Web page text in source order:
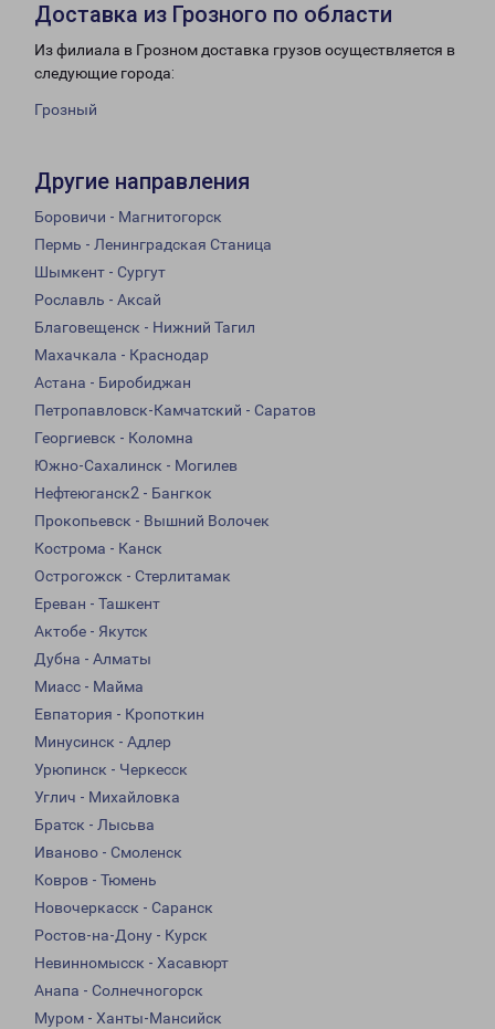
Доставка из Грозного по области
Из филиала в Грозном доставка грузов осуществляется в
следующие города:
Грозный
Другие направления
Боровичи - Магнитогорск
Пермь - Ленинградская Станица
Шымкент - Сургут
Рославль - Аксай
Благовещенск - Нижний Тагил
Махачкала - Краснодар
Астана - Биробиджан
Петропавловск-Камчатский - Саратов
Георгиевск - Коломна
Южно-Сахалинск - Могилев
Нефтеюганск2 - Бангкок
Прокопьевск - Вышний Волочек
Кострома - Канск
Острогожск - Стерлитамак
Ереван - Ташкент
Актобе - Якутск
Дубна - Алматы
Миасс - Майма
Евпатория - Кропоткин
Минусинск - Адлер
Урюпинск - Черкесск
Углич - Михайловка
Братск - Лысьва
Иваново - Смоленск
Ковров - Тюмень
Новочеркасск - Саранск
Ростов-на-Дону - Курск
Невинномысск - Хасавюрт
Анапа - Солнечногорск
Муром - Ханты-Мансийск